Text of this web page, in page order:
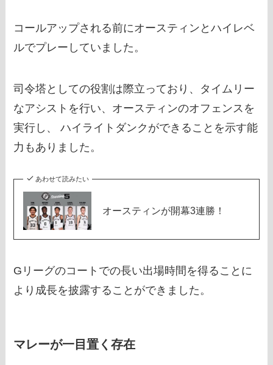
コールアップされる前にオースティンとハイレベ
ルでプレーしていました。
司令塔としての役割は際立っており、タイムリー
なアシストを行い、オースティンのオフェンスを
実行し、 ハイライトダンクができることを示す能
力もありました。
あわせて読みたい
オースティンが開幕3連勝！
Gリーグのコートでの長い出場時間を得ることに
より成長を披露することができました。
マレーが一目置く存在